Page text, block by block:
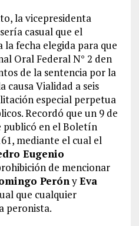
la vicepresidenta
casual que el
la fecha elegida para que
Oral Federal N° 2 den
de la sentencia por la
causa Vialidad a seis
especial perpetua
Recordó que un 9 de
publicó en el Boletín
mediante el cual el
Eugenio
de mencionar
PerónyEva
que cualquier
peronista.